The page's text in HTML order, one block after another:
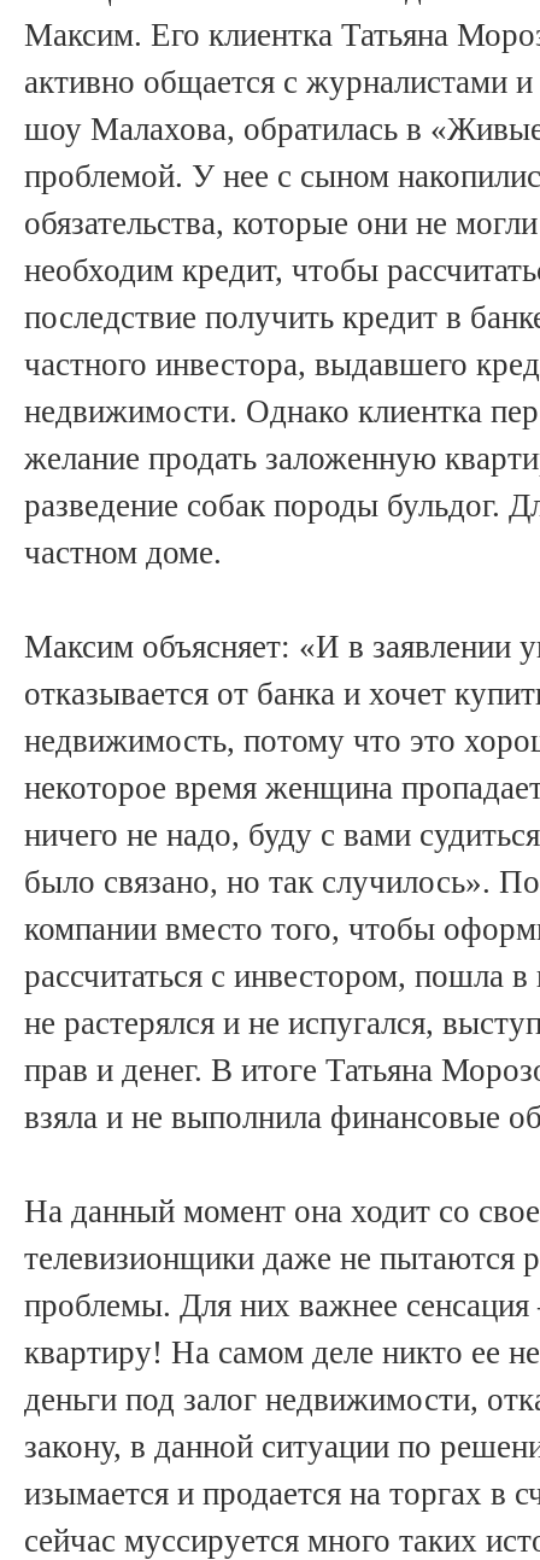
Максим. Его клиентка Татьяна
активно общается с журналистами
шоу Малахова, обратилась в
проблемой. У нее с сыном
обязательства, которые они не
необходим кредит, чтобы
последствие получить кредит в
частного инвестора, выдавшего
недвижимости. Однако клиентка
желание продать заложенную
разведение собак породы бульдог.
частном доме.
Максим объясняет: «И в заявлении
отказывается от банка и хочет
недвижимость, потому что это
некоторое время женщина
ничего не надо, буду с вами
было связано, но так случилось».
компании вместо того, чтобы
рассчитаться с инвестором, пошла
не растерялся и не испугался,
прав и денег. В итоге Татьяна
взяла и не выполнила финансовые
На данный момент она ходит со
телевизионщики даже не пытаются
проблемы. Для них важнее сенсация
квартиру! На самом деле никто ее
деньги под залог недвижимости,
закону, в данной ситуации по
изымается и продается на торгах в
сейчас муссируется много таких